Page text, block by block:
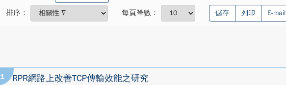
排序： 每頁筆數： 儲存 列印 E-mail
1 RPR網路上改善TCP傳輸效能之研究